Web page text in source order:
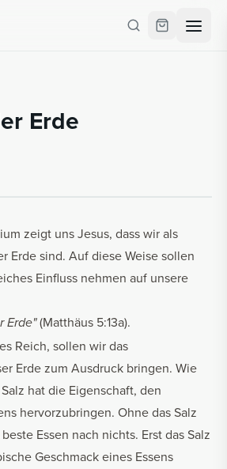
Erde
zeigt uns Jesus, dass wir als
Erde sind. Auf diese Weise sollen
Einfluss nehmen auf unsere
Erde"(Matthäus 5:13a).
Reich, sollen wir das
Erde zum Ausdruck bringen. Wie
hat die Eigenschaft, den
hervorzubringen. Ohne das Salz
Essen nach nichts. Erst das Salz
Geschmack eines Essens